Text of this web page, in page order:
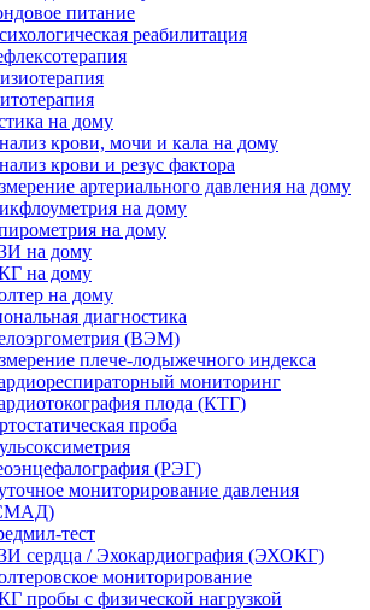
питание
реабилитация
на дому
крови, мочи и кала на дому
крови и резус фактора
артериального давления на дому
на дому
на дому
на дому
на дому
на дому
диагностика
(ВЭМ)
плече-лодыжечного индекса
мониторинг
плода (КТГ)
проба
(РЭГ)
мониторирование давления
тест
сердца / Эхокардиография (ЭХОКГ)
мониторирование
пробы с физической нагрузкой